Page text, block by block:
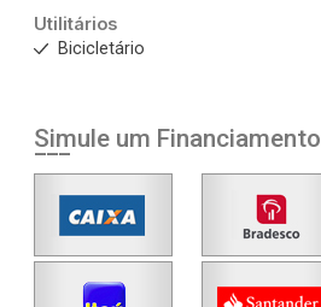
Utilitários
Bicicletário
Simule um Financiamento